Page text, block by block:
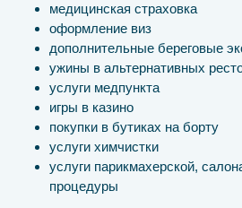
медицинская страховка
оформление виз
дополнительные береговые
ужины в альтернативных
услуги медпункта
игры в казино
покупки в бутиках на борту
услуги химчистки
услуги парикмахерской,
процедуры